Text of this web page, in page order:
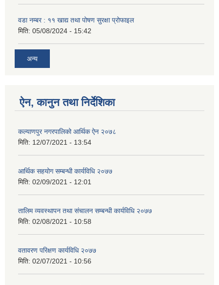
वडा नम्बर : ११ खाद्य तथा पोषण सुरक्षा प्रोफाइल
मिति: 05/08/2024 - 15:42
अन्य
ऐन, कानुन तथा निर्देशिका
कल्याणपुर नगरपालिको आर्थिक ऐन २०७८
मिति: 12/07/2021 - 13:54
आर्थिक सहयोग सम्बन्धी कार्यविधि २०७७
मिति: 02/09/2021 - 12:01
तालिम व्यवस्थापन तथा संचालन सम्बन्धी कार्यविधि २०७७
मिति: 02/08/2021 - 10:58
वतावरण परिक्षण कार्यविधि २०७७
मिति: 02/07/2021 - 10:56